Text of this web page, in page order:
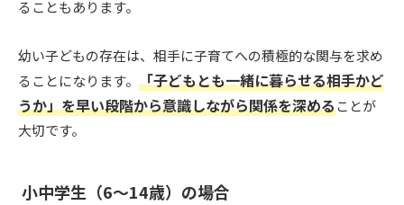
ることもあります。
幼い子どもの存在は、相手に子育てへの積極的な関与を求め
ることになります。 「子どもとも一緒に暮らせる相手かど
うか」を早い段階から意識しながら関係を深めることが
大切です。
小中学生（6〜14歳）の場合